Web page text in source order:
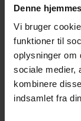
Denne
Vi bruger
funktioner til
oplysninger om
sociale medier,
kombinere
indsamlet fra